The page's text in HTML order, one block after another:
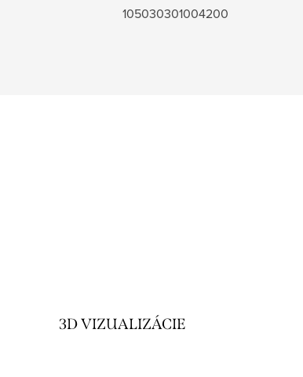
105030301004200
3D VIZUALIZÁCIE